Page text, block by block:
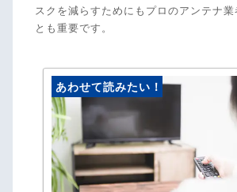
スクを減らすためにもプロのアンテナ業
とも重要です。
あわせて読みたい！